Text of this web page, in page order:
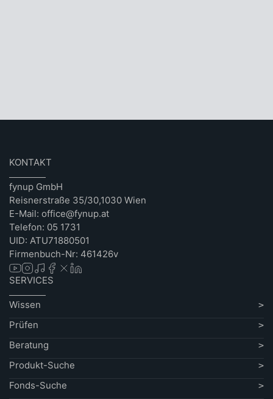
KONTAKT
fynup GmbH
Reisnerstraße 35/30,1030 Wien
E-Mail: office@fynup.at
Telefon: 05 1731
UID: ATU71880501
Firmenbuch-Nr: 461426v
SERVICES
Wissen
Prüfen
Beratung
Produkt-Suche
Fonds-Suche